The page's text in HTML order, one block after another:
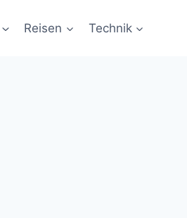
Reisen Technik